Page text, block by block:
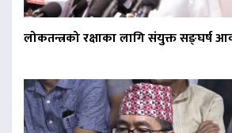
लोकतन्त्रको रक्षाका लागि संयुक्त सङ्घर्ष